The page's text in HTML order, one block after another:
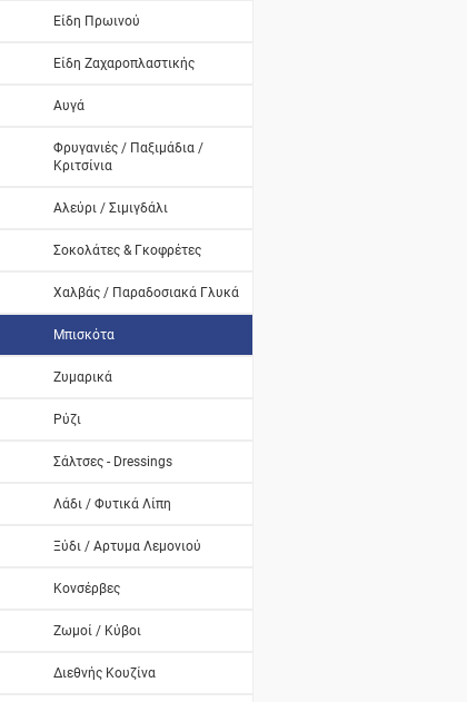
Είδη Πρωινού
Είδη Ζαχαροπλαστικής
Αυγά
Φρυγανιές / Παξιμάδια /
Κριτσίνια
Αλεύρι / Σιμιγδάλι
Σοκολάτες & Γκοφρέτες
Χαλβάς / Παραδοσιακά Γλυκά
Μπισκότα
Ζυμαρικά
Ρύζι
Σάλτσες - Dressings
Λάδι / Φυτικά Λίπη
Ξύδι / Αρτυμα Λεμονιού
Κονσέρβες
Ζωμοί / Κύβοι
Διεθνής Κουζίνα